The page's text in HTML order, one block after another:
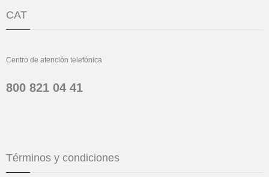
CAT
Centro de atención telefónica
800 821 04 41
Términos y condiciones